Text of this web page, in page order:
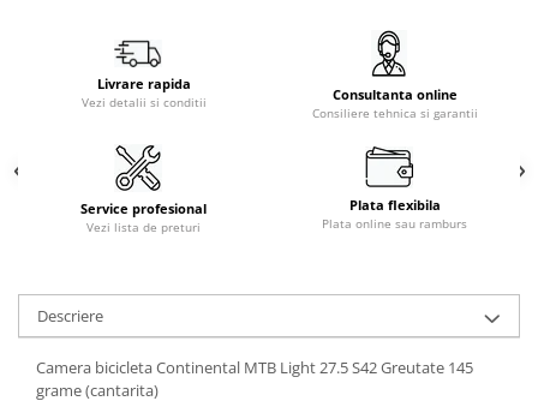
Livrare rapida
Vezi detalii si conditii Consultanta online
Consiliere tehnica si garantii
Service profesional
Vezi lista de preturi
Plata flexibila
Plata online sau ramburs
Descriere
Camera bicicleta Continental MTB Light 27.5 S42 Greutate 145
grame (cantarita)